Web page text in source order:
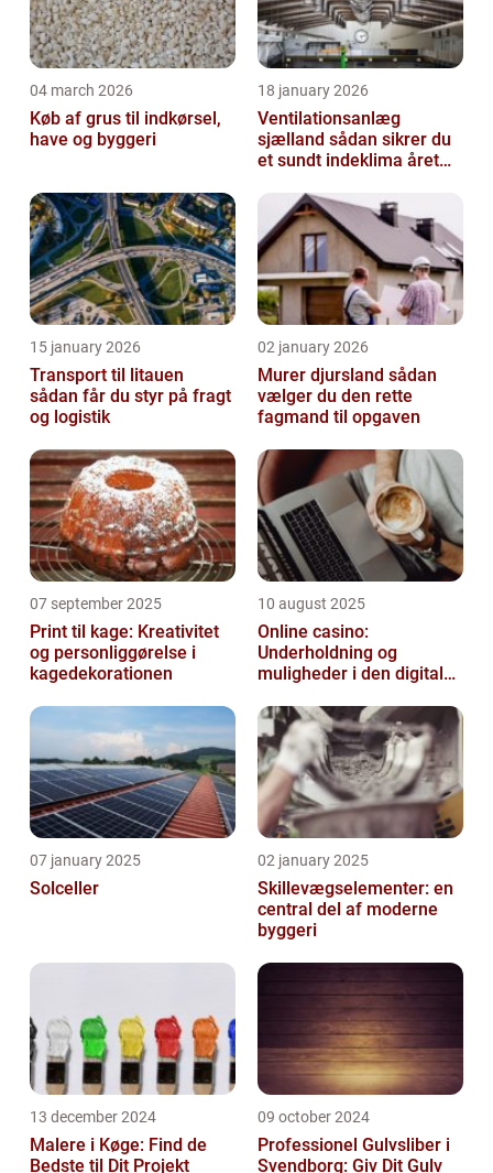
04 march 2026
Køb af grus til indkørsel,
have og byggeri
18 january 2026
Ventilationsanlæg
sjælland sådan sikrer du
et sundt indeklima året
15 january 2026
Transport til litauen
sådan får du styr på fragt
og logistik
02 january 2026
Murer djursland sådan
vælger du den rette
fagmand til opgaven
07 september 2025
Print til kage: Kreativitet
og personliggørelse i
kagedekorationen
10 august 2025
Online casino:
Underholdning og
muligheder i den digitale
07 january 2025
Solceller
02 january 2025
Skillevægselementer: en
central del af moderne
byggeri
13 december 2024
Malere i Køge: Find de
Bedste til Dit Projekt
09 october 2024
Professionel Gulvsliber i
Svendborg: Giv Dit Gulv